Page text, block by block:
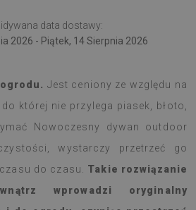
data dostawy:
2026 - Piątek, 14 Sierpnia 2026
Jest ceniony ze względu na
której nie przylega piasek, błoto,
Nowoczesny dywan outdoor
wystarczy przetrzeć go
do czasu. Takie rozwiązanie
wprowadzi oryginalny